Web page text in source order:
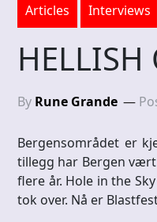
Articles Interviews
By Rune Grande
Bergensområdet er
tillegg har Bergen
flere år. Hole in the
tok over. Nå er